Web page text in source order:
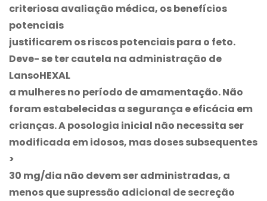
criteriosa avaliação médica, os benefícios
potenciais
justificarem os riscos potenciais para o feto.
Deve- se ter cautela na administração de
LansoHEXAL
a mulheres no período de amamentação. Não
foram estabelecidas a segurança e eficácia em
crianças. A posologia inicial não necessita ser
modificada em idosos, mas doses subsequentes
>
30 mg/dia não devem ser administradas, a
menos que supressão adicional de secreção